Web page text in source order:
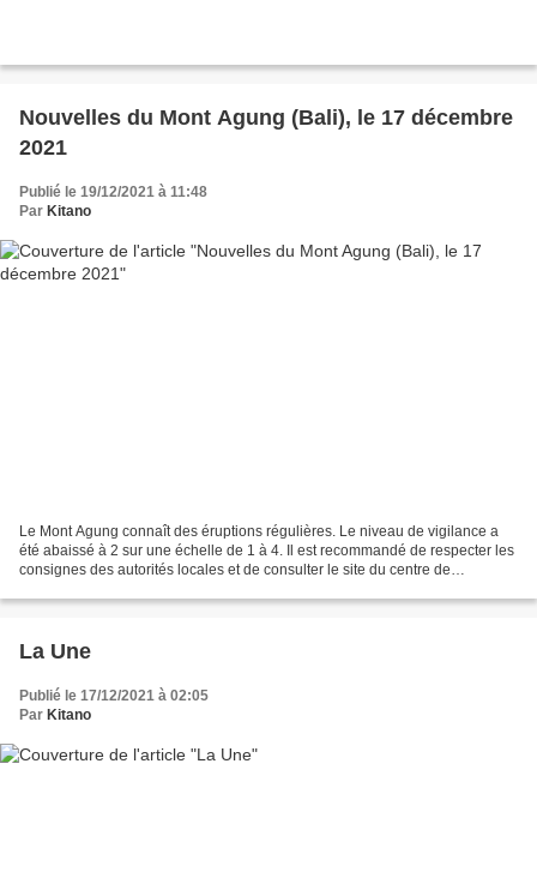
Nouvelles du Mont Agung (Bali), le 17 décembre
2021
Publié le 19/12/2021 à 11:48
Par Kitano
Le Mont Agung connaît des éruptions régulières. Le niveau de vigilance a
été abaissé à 2 sur une échelle de 1 à 4. Il est recommandé de respecter les
consignes des autorités locales et de consulter le site du centre de
La Une
Publié le 17/12/2021 à 02:05
Par Kitano